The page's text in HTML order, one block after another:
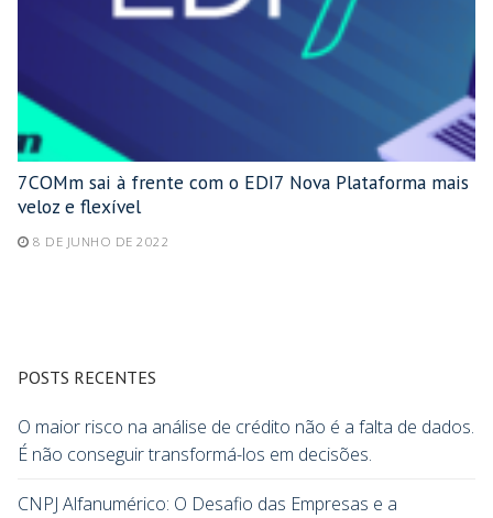
7COMm sai à frente com o EDI7 Nova Plataforma mais
veloz e flexível
8 DE JUNHO DE 2022
POSTS RECENTES
O maior risco na análise de crédito não é a falta de dados.
É não conseguir transformá-los em decisões.
CNPJ Alfanumérico: O Desafio das Empresas e a